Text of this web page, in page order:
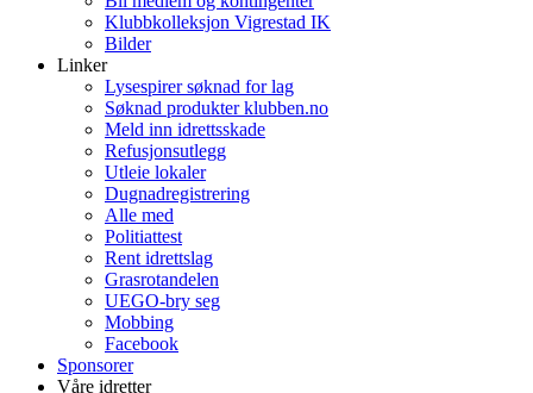
Klubbkolleksjon Vigrestad IK
Bilder
Linker
Lysespirer søknad for lag
Søknad produkter klubben.no
Meld inn idrettsskade
Refusjonsutlegg
Utleie lokaler
Dugnadregistrering
Alle med
Politiattest
Rent idrettslag
Grasrotandelen
UEGO-bry seg
Mobbing
Facebook
Sponsorer
Våre idretter